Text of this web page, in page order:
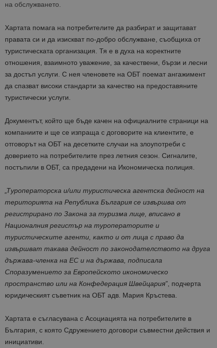
на обслужването.
Хартата помага на потребителите да разбират и защитават
правата си и да изискват по-добро обслужване, съобщиха от
туристическата организация. Тя е в духа на коректните
отношения, взаимното уважение, за качествени, бързи и лесни
за достъп услуги. С нея членовете на ОБТ поемат ангажимент
да спазват високи стандарти за качество на предоставяните
туристически услуги.
Документът, който ще бъде качен на официалните страници на
компаниите и ще се изпраща с договорите на клиентите, е
отговорът на ОБТ на десетките случаи на злоупотреби с
доверието на потребителите през летния сезон. Сигналите,
постъпили в ОБТ, са предадени на Икономическа полиция.
„Туроператорска и/или туристическа агентска дейност на
територията на Република България се извършва от
регистрирано по Закона за туризма лице, вписано в
Националния регистър на туроператорите и
туристическите агенти, както и от лица с право да
извършват такава дейност по законодателството на друга
държава-членка на ЕС и на държава, подписала
Споразумението за Европейското икономическо
пространство или на Конфедерация Швейцария”, подчерта
юридическият съветник на ОБТ адв. Мария Кръстева.
Хартата е съгласувана с Асоциацията на потребителите в
България, с която Сдружението договори съвместни действия и
инициативи.